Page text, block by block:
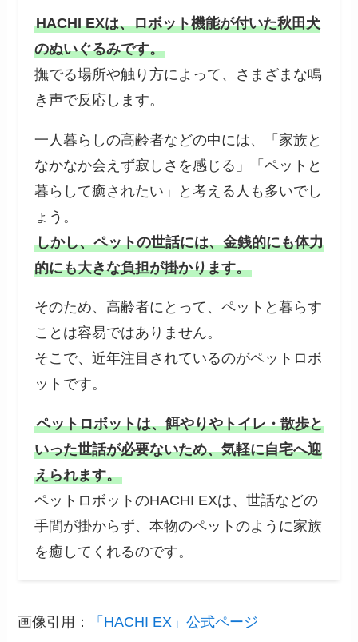
HACHI EXは、ロボット機能が付いた秋田犬
のぬいぐるみです。
撫でる場所や触り方によって、さまざまな鳴
き声で反応します。
一人暮らしの高齢者などの中には、「家族と
なかなか会えず寂しさを感じる」「ペットと
暮らして癒されたい」と考える人も多いでし
ょう。
しかし、ペットの世話には、金銭的にも体力
的にも大きな負担が掛かります。
そのため、高齢者にとって、ペットと暮らす
ことは容易ではありません。
そこで、近年注目されているのがペットロボ
ットです。
ペットロボットは、餌やりやトイレ・散歩と
いった世話が必要ないため、気軽に自宅へ迎
えられます。
ペットロボットのHACHI EXは、世話などの
手間が掛からず、本物のペットのように家族
を癒してくれるのです。
画像引用： 「HACHI EX」公式ページ